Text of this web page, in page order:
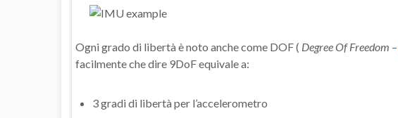
Ogni grado di libertà è noto anche come DOF ( Degree Of Freedom –
facilmente che dire 9DoF equivale a:
3 gradi di libertà per l’accelerometro